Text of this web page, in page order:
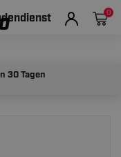
0
30 Tagen